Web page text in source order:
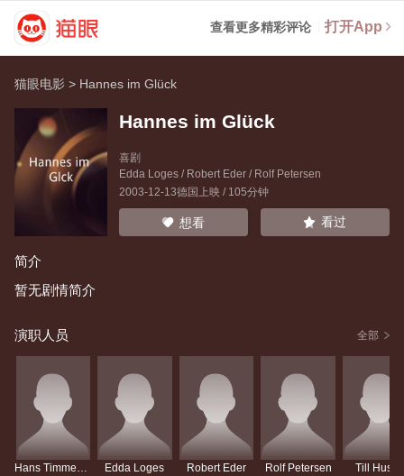
查看更多精彩评论 打开App
猫眼电影 > Hannes im Glück
Hannes im Glück
喜剧
Edda Loges/ Robert Eder/ Rolf Petersen
2003-12-13德国上映 / 105分钟
想看 看过
简介
暂无剧情简介
演职人员 全部
Hans Timmermann
Edda Loges
Robert Eder
Rolf Petersen
Till Huster